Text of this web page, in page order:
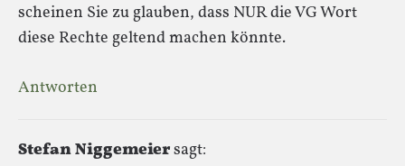
scheinen Sie zu glauben, dass NUR die VG Wort
diese Rechte geltend machen könnte.
Antworten
Stefan Niggemeiersagt: